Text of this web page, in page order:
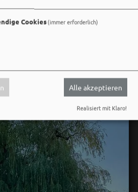
und ein Sommerabend,
Cookies(immer erforderlich)
Alle akzeptieren
Realisiert mit Klaro!